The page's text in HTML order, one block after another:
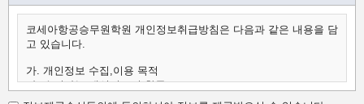
코세아항공승무원학원 개인정보취급방침은 다음과 같은 내용을 담
고 있습니다.
가. 개인정보 수집,이용 목적
나. 수집하는 개인정보의 항목
다. 개인정보의 보유 및 이용 기간